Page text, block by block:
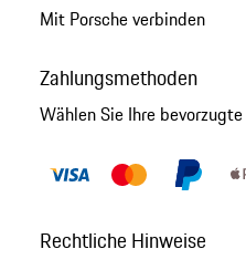
Mit Porsche verbinden
Zahlungsmethoden
Wählen Sie Ihre
Rechtliche Hinweise